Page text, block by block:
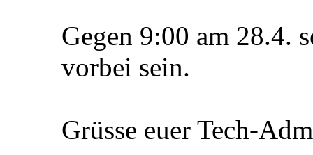
Gegen 9:00 am 28.4.
vorbei sein.
Grüsse euer Tech-